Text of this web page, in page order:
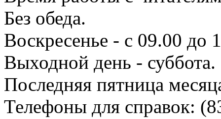
Без обеда.
Воскресенье - с 09.00 до
Выходной день - суббота.
Последняя пятница
Телефоны для справок: